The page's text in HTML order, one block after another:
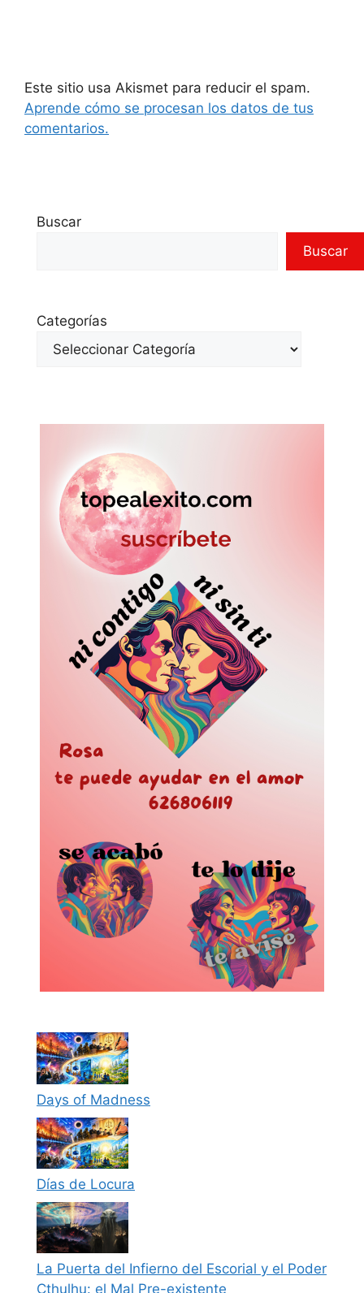
Este sitio usa Akismet para reducir el spam.
Aprende cómo se procesan los datos de tus
comentarios.
Buscar
Buscar
Categorías
Days of Madness
Días de Locura
La Puerta del Infierno del Escorial y el Poder
Cthulhu: el Mal Pre-existente